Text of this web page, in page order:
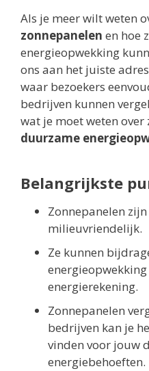
Als je meer wilt weten
zonnepanelen en hoe
energieopwekking
ons aan het juiste
waar bezoekers
bedrijven kunnen
wat je moet weten over
duurzame
Belangrijkste
Zonnepanelen
milieuvriendelijk.
Ze kunnen
energieopwekking
energierekening.
Zonnepanelen
bedrijven kan je
vinden voor jouw
energiebehoeften.